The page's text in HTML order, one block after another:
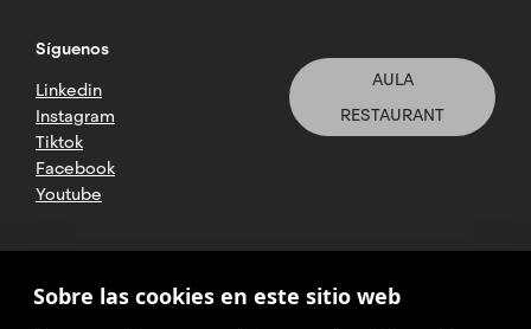
Las
determinantes
de
la
competencia
Competencia
potencial:
competidores
Rivalidad
Síguenos
Linkedin
Instagram
Tiktok
Facebook
Youtube
AULA
RESTAURANT
2025 CETT. Todos los derechos
reservados
Sobre las cookies en este sitio web